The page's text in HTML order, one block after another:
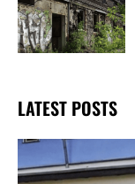
LATEST POSTS